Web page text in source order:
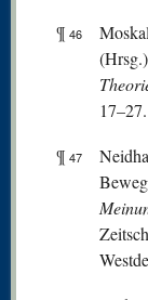
¶ 46
17–27.
¶ 47